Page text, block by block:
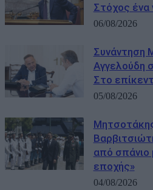
Στόχος ένα
06/08/2026
Συνάντηση
Αγγελούδη
Στο
05/08/2026
από σπάνιο
εποχής»
04/08/2026